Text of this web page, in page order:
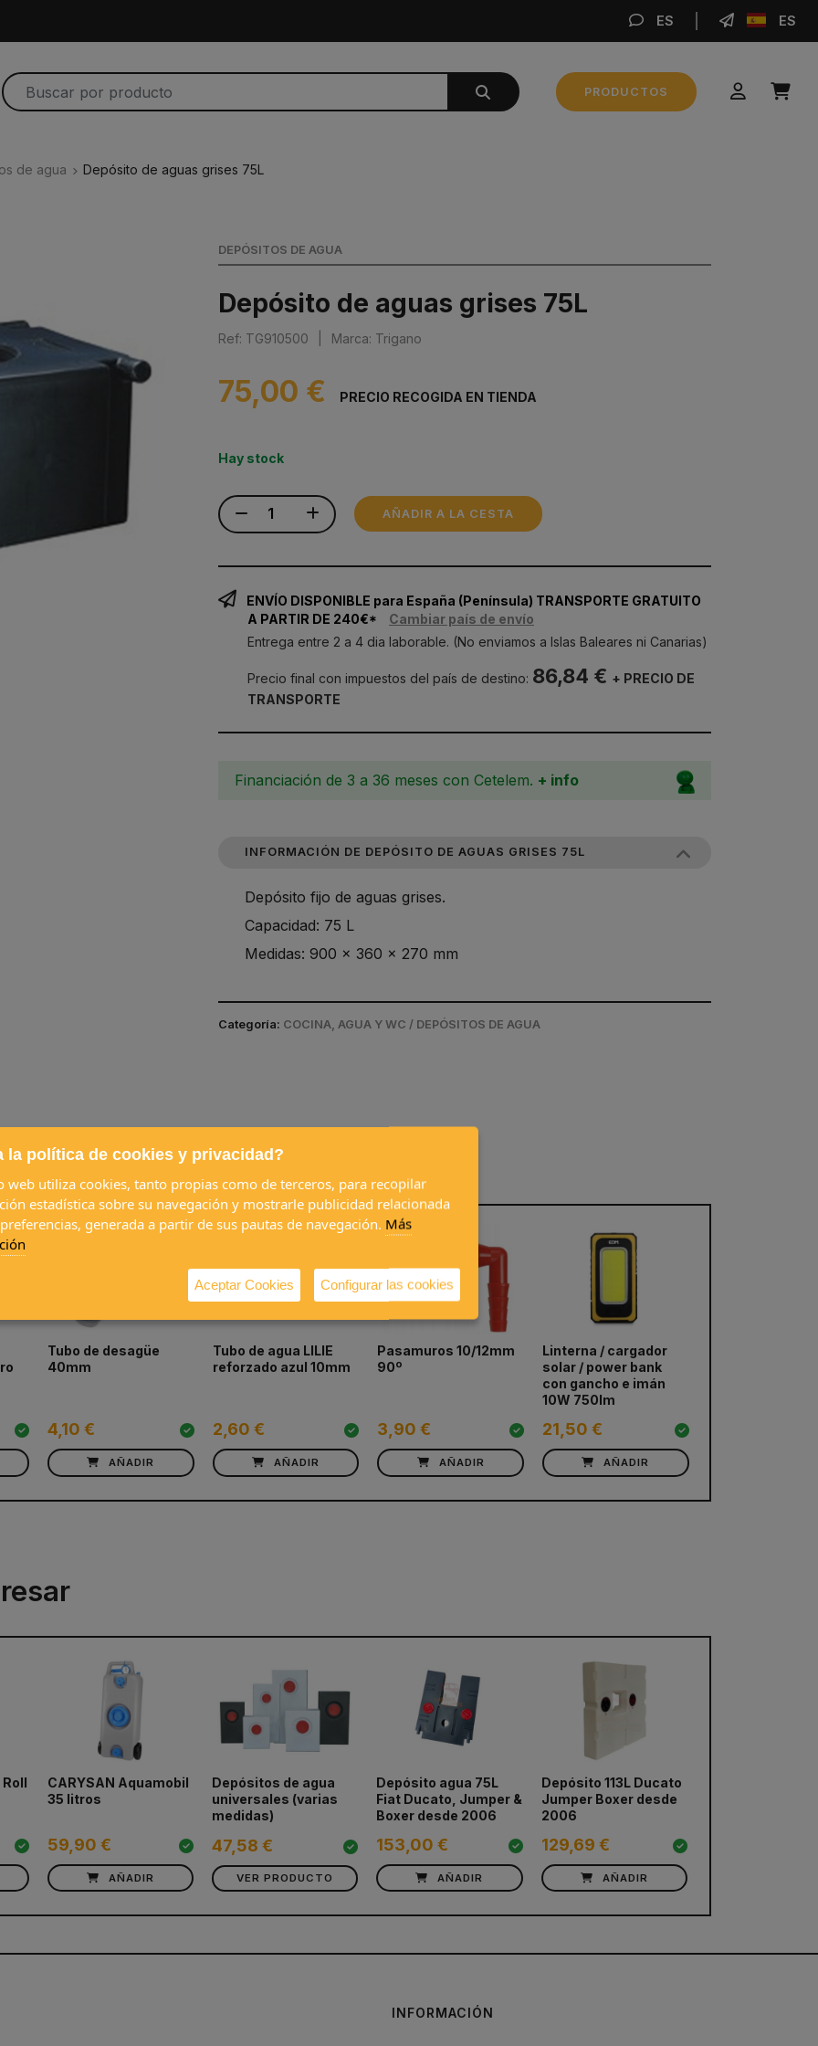
ES ES
PRODUCTOS
de agua Depósito de aguas grises 75L
DEPÓSITOS DE AGUA
Depósito de aguas grises 75L
Ref: TG910500 Marca: Trigano
75,00 € PRECIO RECOGIDA EN TIENDA
Hay stock
AÑADIR A LA CESTA
ENVÍO DISPONIBLE para España (Península) TRANSPORTE GRATUITO
A PARTIR DE 240€*
Cambiar país de envío
Entrega entre 2 a 4 dia laborable. (No enviamos a Islas Baleares ni Canarias)
Precio final con impuestos del país de destino: 86,84 € + PRECIO DE
TRANSPORTE
Financiación de 3 a 36 meses con Cetelem. + info
INFORMACIÓN DE DEPÓSITO DE AGUAS GRISES 75L
Depósito fijo de aguas grises.
Capacidad: 75 L
Medidas: 900 x 360 x 270 mm
Categoría: COCINA, AGUA Y WC / DEPÓSITOS DE AGUA
juntos a menudo
Tubo de desagüe
40mm
4,10 €
AÑADIR
Tubo de agua LILIE
reforzado azul 10mm
2,60 €
AÑADIR
Pasamuros 10/12mm
90º
3,90 €
AÑADIR
Linterna / cargador
solar / power bank
con gancho e imán
10W 750lm
21,50 €
AÑADIR
next
CARYSAN Aquamobil
35 litros
59,90 €
AÑADIR
Depósitos de agua
universales (varias
medidas)
47,58 €
VER PRODUCTO
Depósito agua 75L
Fiat Ducato, Jumper &
Boxer desde 2006
153,00 €
AÑADIR
Depósito 113L Ducato
Jumper Boxer desde
2006
129,69 €
AÑADIR
INFORMACIÓN
la política de cookies y privacidad?
web utiliza cookies, tanto propias como de terceros, para recopilar
estadística sobre su navegación y mostrarle publicidad relacionada
generada a partir de sus pautas de navegación. Más
Aceptar Cookies Configurar las cookies